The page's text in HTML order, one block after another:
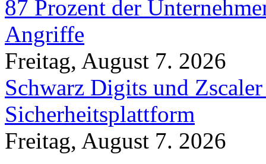
87 Prozent der
Angriffe
Freitag, August 7. 2026
Schwarz Digits und
Sicherheitsplattform
Freitag, August 7. 2026